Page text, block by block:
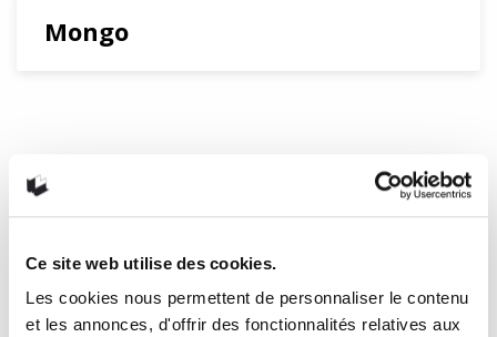
Ce site web utilise des cookies.
Les cookies nous permettent de personnaliser le contenu
et les annonces, d'offrir des fonctionnalités relatives aux
Mongo
Entretien en compagnie de Dany Laferrière. Samedi matin,
23 octobre 2015 1 1